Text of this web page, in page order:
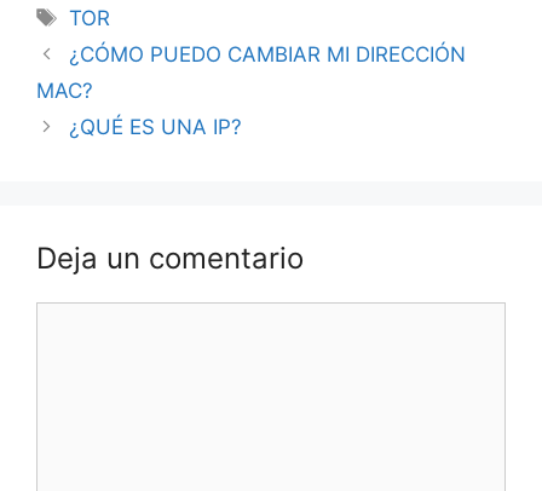
Etiquetas
TOR
¿CÓMO PUEDO CAMBIAR MI DIRECCIÓN
MAC?
¿QUÉ ES UNA IP?
Deja un comentario